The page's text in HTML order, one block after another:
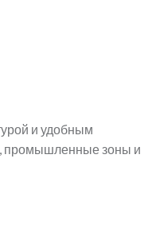
и удобным
промышленные зоны и